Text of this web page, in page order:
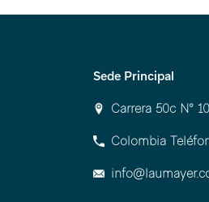
Sede Principal
Carrera 50c Nº
Colombia